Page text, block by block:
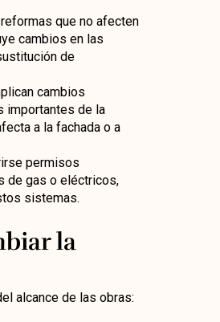
que no afecten
cambios en las
de
cambios
importantes de la
a la fachada o a
permisos
de gas o eléctricos,
sistemas.
la
alcance de las obras: